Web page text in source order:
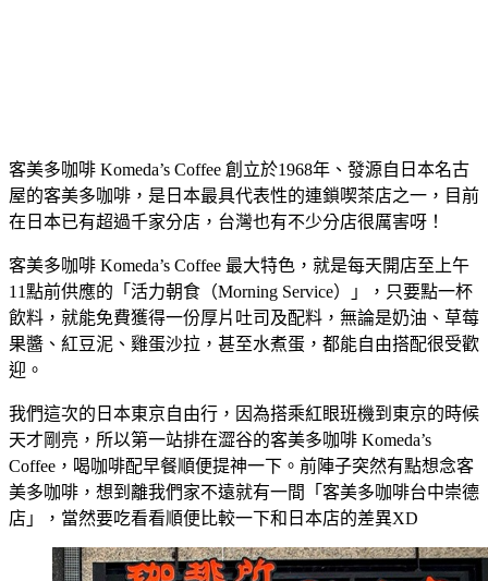
客美多咖啡 Komeda’s Coffee 創立於1968年、發源自日本名古
屋的客美多咖啡，是日本最具代表性的連鎖喫茶店之一，目前
在日本已有超過千家分店，台灣也有不少分店很厲害呀！
客美多咖啡 Komeda’s Coffee 最大特色，就是每天開店至上午
11點前供應的「活力朝食（Morning Service）」，只要點一杯
飲料，就能免費獲得一份厚片吐司及配料，無論是奶油、草莓
果醬、紅豆泥、雞蛋沙拉，甚至水煮蛋，都能自由搭配很受歡
迎。
我們這次的日本東京自由行，因為搭乘紅眼班機到東京的時候
天才剛亮，所以第一站排在澀谷的客美多咖啡 Komeda’s
Coffee，喝咖啡配早餐順便提神一下。前陣子突然有點想念客
美多咖啡，想到離我們家不遠就有一間「客美多咖啡台中崇德
店」，當然要吃看看順便比較一下和日本店的差異XD